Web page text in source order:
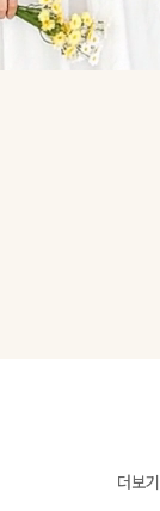
더보기